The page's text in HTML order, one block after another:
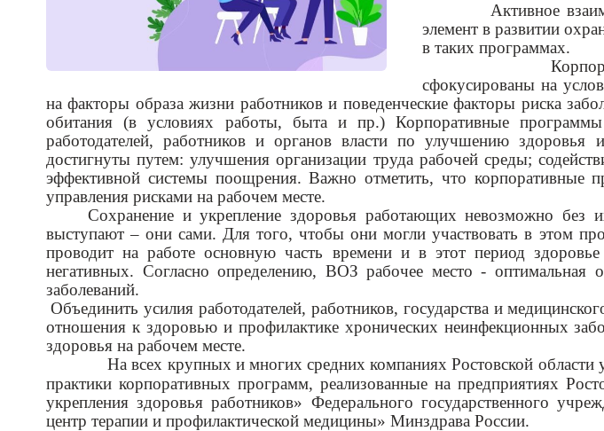
Активное
элемент в развитии
в таких программах.
сфокусированы на
на факторы образа жизни работников и поведенческие факторы риска
обитания (в условиях работы, быта и пр.) Корпоративные
работодателей, работников и органов власти по улучшению
достигнуты путем: улучшения организации труда рабочей среды;
эффективной системы поощрения. Важно отметить, что корпоративные
управления рисками на рабочем месте.
Сохранение и укрепление здоровья работающих невозможно без
выступают – они сами. Для того, чтобы они могли участвовать в этом
проводит на работе основную часть времени и в этот период
негативных. Согласно определению, ВОЗ рабочее место - оптимальная
заболеваний.
Объединить усилия работодателей, работников, государства и
отношения к здоровью и профилактике хронических неинфекционных
здоровья на рабочем месте.
На всех крупных и многих средних компаниях Ростовской
практики корпоративных программ, реализованные на предприятиях
укрепления здоровья работников» Федерального государственного
центр терапии и профилактической медицины» Минздрава России.